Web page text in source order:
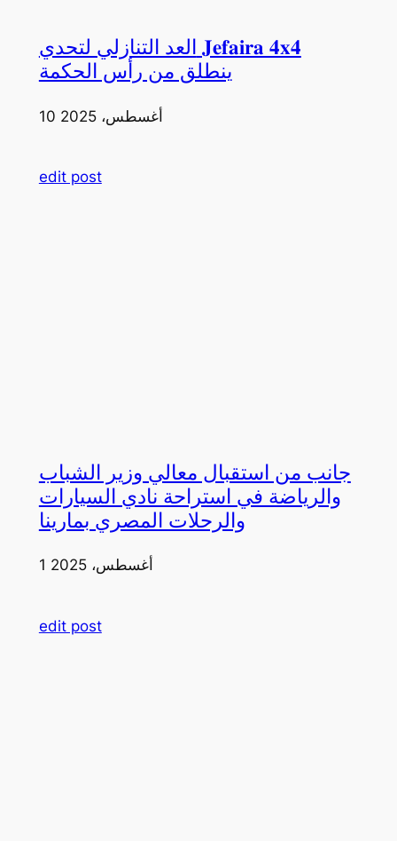
العد التنازلي لتحدي 𝐉𝐞𝐟𝐚𝐢𝐫𝐚 𝟒𝐱𝟒
ينطلق من رأس الحكمة
10 أغسطس، 2025
edit post
جانب من استقبال معالي وزير الشباب
والرياضة في استراحة نادي السيارات
والرحلات المصري بمارينا
1 أغسطس، 2025
edit post